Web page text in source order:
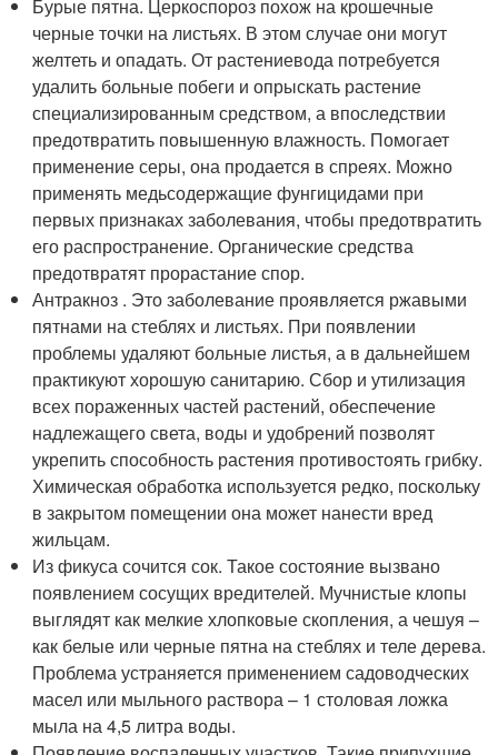
Бурые пятна. Церкоспороз похож на крошечные
черные точки на листьях. В этом случае они могут
желтеть и опадать. От растениевода потребуется
удалить больные побеги и опрыскать растение
специализированным средством, а впоследствии
предотвратить повышенную влажность. Помогает
применение серы, она продается в спреях. Можно
применять медьсодержащие фунгицидами при
первых признаках заболевания, чтобы предотвратить
его распространение. Органические средства
предотвратят прорастание спор.
Антракноз . Это заболевание проявляется ржавыми
пятнами на стеблях и листьях. При появлении
проблемы удаляют больные листья, а в дальнейшем
практикуют хорошую санитарию. Сбор и утилизация
всех пораженных частей растений, обеспечение
надлежащего света, воды и удобрений позволят
укрепить способность растения противостоять грибку.
Химическая обработка используется редко, поскольку
в закрытом помещении она может нанести вред
жильцам.
Из фикуса сочится сок. Такое состояние вызвано
появлением сосущих вредителей. Мучнистые клопы
выглядят как мелкие хлопковые скопления, а чешуя –
как белые или черные пятна на стеблях и теле дерева.
Проблема устраняется применением садоводческих
масел или мыльного раствора – 1 столовая ложка
мыла на 4,5 литра воды.